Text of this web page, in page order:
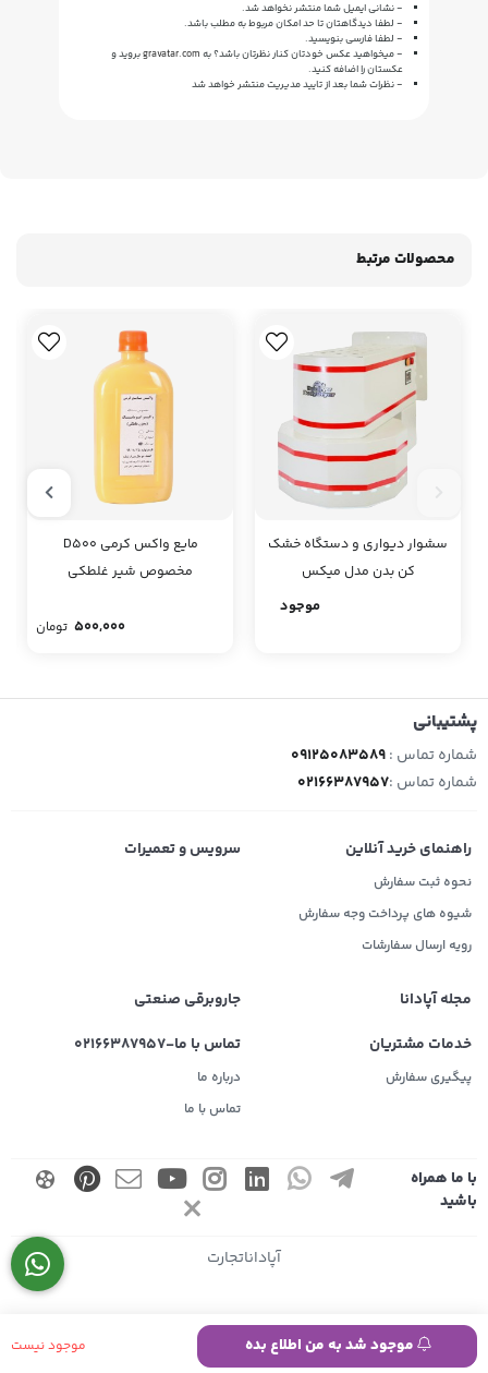
موجود شد به من اطلاع بده موجود نیست
- نشانی ایمیل شما منتشر نخواهد شد.
- لطفا دیدگاهتان تا حد امکان مربوط به مطلب باشد.
- لطفا فارسی بنویسید.
- میخواهید عکس خودتان کنار نظرتان باشد؟ به gravatar.comبروید و
عکستان را اضافه کنید.
- نظرات شما بعد از تایید مدیریت منتشر خواهد شد
محصولات مرتبط
سشوار دیواری و دستگاه خشک
کن بدن مدل میکس
موجود
مایع واکس کرمی D500
مخصوص شیر غلطکی
500,000 تومان
پشتیبانی
شماره تماس :09125083589
شماره تماس :02166387957
راهنمای خرید آنلاین
نحوه ثبت سفارش
شیوه های پرداخت وجه سفارش
رویه ارسال سفارشات
سرویس و تعمیرات
مجله آپادانا
جاروبرقی صنعتی
خدمات مشتریان
پیگیری سفارش
تماس با ما-02166387957
درباره ما
تماس با ما
با ما همراه
باشید
آپاداناتجارت